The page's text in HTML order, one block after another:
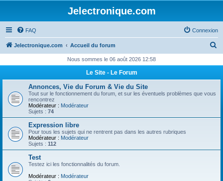
Jelectronique.com
FAQ Connexion
Jelectronique.com Accueil du forum
h
c
r
Nous sommes le 06 août 2026 12:58
Le Site - Le Forum
Annonces, Vie du Forum & Vie du Site
Tout sur le fonctionnement du forum, et sur les éventuels problèmes que vous
rencontrez
Modérateur : Modérateur
Sujets : 74
Expression libre
Pour tous les sujets qui ne rentrent pas dans les autres rubriques
Modérateur : Modérateur
Sujets : 112
Test
Testez ici les fonctionnalités du forum.
Modérateur : Modérateur